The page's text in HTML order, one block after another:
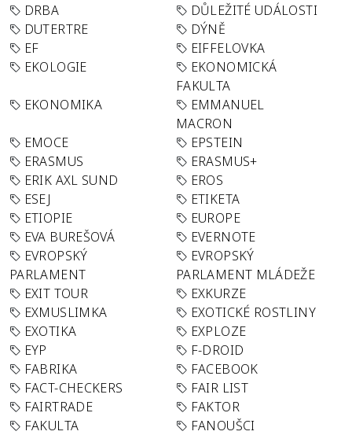
DRBA
DŮLEŽITÉ UDÁLOSTI
DUTERTRE
DÝNĚ
EF
EIFFELOVKA
EKOLOGIE
EKONOMICKÁ
FAKULTA
EKONOMIKA
EMMANUEL
MACRON
EMOCE
EPSTEIN
ERASMUS
ERASMUS+
ERIK AXL SUND
EROS
ESEJ
ETIKETA
ETIOPIE
EUROPE
EVA BUREŠOVÁ
EVERNOTE
EVROPSKÝ
PARLAMENT
EVROPSKÝ
PARLAMENT MLÁDEŽE
EXIT TOUR
EXKURZE
EXMUSLIMKA
EXOTICKÉ ROSTLINY
EXOTIKA
EXPLOZE
EYP
F-DROID
FABRIKA
FACEBOOK
FACT-CHECKERS
FAIR LIST
FAIRTRADE
FAKTOR
FAKULTA
FANOUŠCI